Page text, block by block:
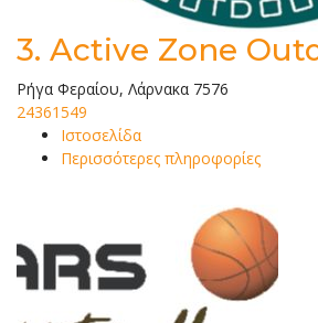
3. Active Zone
Ρήγα Φεραίου, Λάρνακα 7576
24361549
Ιστοσελίδα
Περισσότερες πληροφορίες